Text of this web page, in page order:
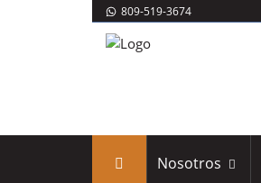
809-519-3674
Nosotros